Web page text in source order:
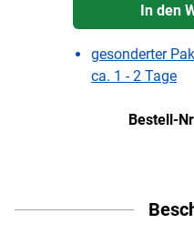
In den
gesonderter
ca. 1 - 2 Tage
Bestell-